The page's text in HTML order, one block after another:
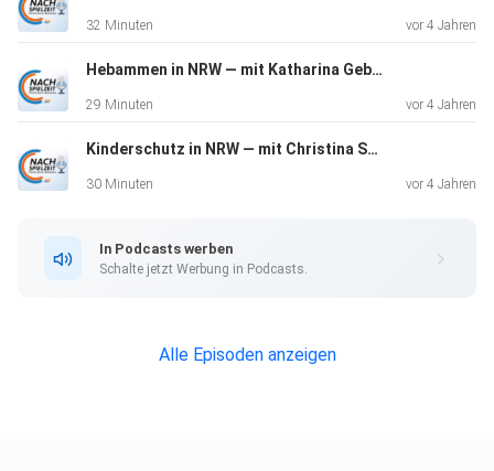
32 Minuten vor 4 Jahren
Hebammen in NRW — mit Katharina Gebauer & Anja Matthes
29 Minuten vor 4 Jahren
Kinderschutz in NRW — mit Christina Schulze Föcking & Rainer Rettinger
30 Minuten vor 4 Jahren
In Podcasts werben
Schalte jetzt Werbung in Podcasts.
Alle Episoden anzeigen